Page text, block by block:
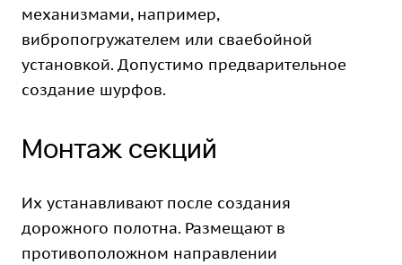
механизмами, например,
вибропогружателем или сваебойной
установкой. Допустимо предварительное
создание шурфов.
Монтаж секций
Их устанавливают после создания
дорожного полотна. Размещают в
противоположном направлении